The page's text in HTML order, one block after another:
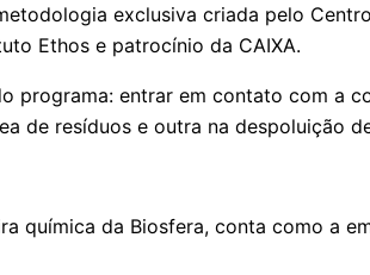
exclusiva criada pelo
Ethos e patrocínio da CAIXA.
programa: entrar em contato com a
de resíduos e outra na despoluição
química da Biosfera, conta como a